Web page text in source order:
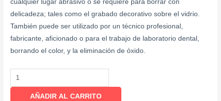
cualquier lugar abrasivo o se requiere para borrar con
delicadeza; tales como el grabado decorativo sobre el vidrio.
También puede ser utilizado por un técnico profesional,
fabricante, aficionado o para el trabajo de laboratorio dental,
borrando el color, y la eliminación de óxido.
AÑADIR AL CARRITO